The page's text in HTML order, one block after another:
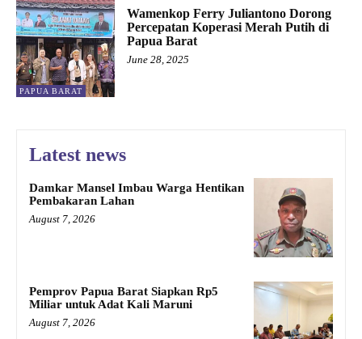
PAPUA BARAT
Wamenkop Ferry Juliantono Dorong
Percepatan Koperasi Merah Putih di
Papua Barat
June 28, 2025
Latest news
Damkar Mansel Imbau Warga Hentikan
Pembakaran Lahan
August 7, 2026
Pemprov Papua Barat Siapkan Rp5
Miliar untuk Adat Kali Maruni
August 7, 2026